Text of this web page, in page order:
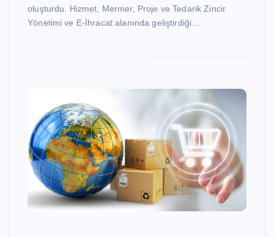
oluşturdu. Hizmet, Mermer, Proje ve Tedarik Zincir
Yönetimi ve E-İhracat alanında geliştirdiği…